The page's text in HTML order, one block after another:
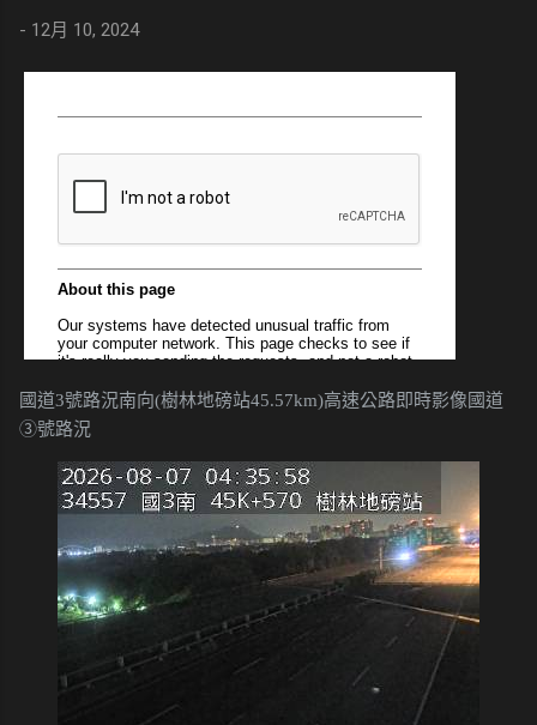
- 12月 10, 2024
國道3號路況南向(樹林地磅站45.57km)高速公路即時影像國道
③號路況